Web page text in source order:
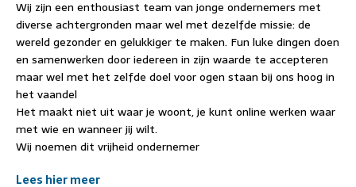
Wij zijn een enthousiast team van jonge ondernemers met
diverse achtergronden maar wel met dezelfde missie: de
wereld gezonder en gelukkiger te maken. Fun luke dingen doen
en samenwerken door iedereen in zijn waarde te accepteren
maar wel met het zelfde doel voor ogen staan bij ons hoog in
het vaandel
Het maakt niet uit waar je woont, je kunt online werken waar
met wie en wanneer jij wilt.
Wij noemen dit vrijheid ondernemer
Lees hier meer